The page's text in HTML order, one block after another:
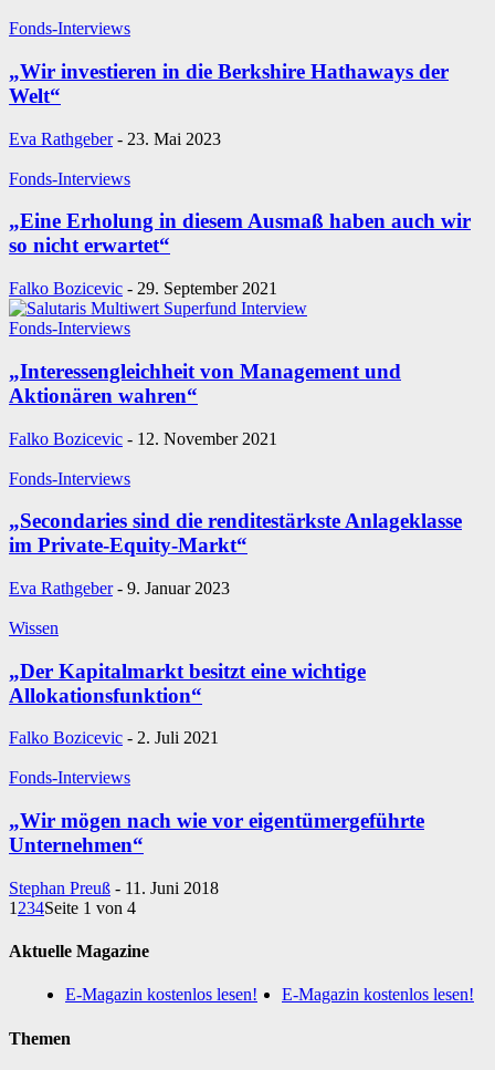
Fonds-Interviews
„Wir investieren in die Berkshire Hathaways der
Welt“
Eva Rathgeber - 23. Mai 2023
Fonds-Interviews
„Eine Erholung in diesem Ausmaß haben auch wir
so nicht erwartet“
Falko Bozicevic - 29. September 2021
Fonds-Interviews
„Interessengleichheit von Management und
Aktionären wahren“
Falko Bozicevic - 12. November 2021
Fonds-Interviews
„Secondaries sind die renditestärkste Anlageklasse
im Private-Equity-Markt“
Eva Rathgeber - 9. Januar 2023
Wissen
„Der Kapitalmarkt besitzt eine wichtige
Allokationsfunktion“
Falko Bozicevic - 2. Juli 2021
Fonds-Interviews
„Wir mögen nach wie vor eigentümergeführte
Unternehmen“
Stephan Preuß - 11. Juni 2018
1 234Seite 1 von 4
Aktuelle Magazine
E-Magazin kostenlos lesen! E-Magazin kostenlos lesen!
Themen